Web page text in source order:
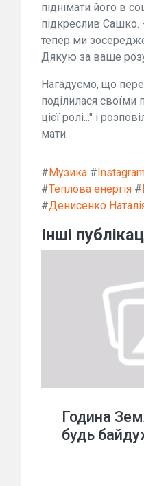
піднімати його в
підкреслив Сашко.
тепер ми
Дякую за ваше
Нагадуємо, що
поділилася своїми
цієї ролі..." і
мати.
# Музика #
#Теплова енергія #
#Денисенко
Інші
Година
будь